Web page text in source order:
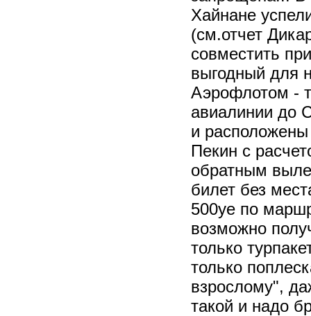
Хайнане
(см.отчет
совместить
выгодный для
Аэрофлотом -
авиалинии до
и
Пекин с
обратным
билет без
500уе по
возможно
только
только
взрослому",
такой и надо